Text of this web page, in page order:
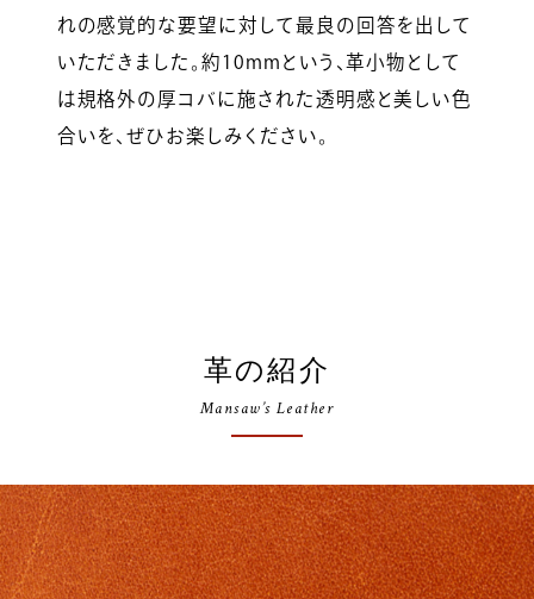
れの感覚的な要望に対して最良の回答を出して
いただきました。約10mmという、革小物として
は規格外の厚コバに施された透明感と美しい色
合いを、ぜひお楽しみください。
革の紹介
Mansaw’s Leather